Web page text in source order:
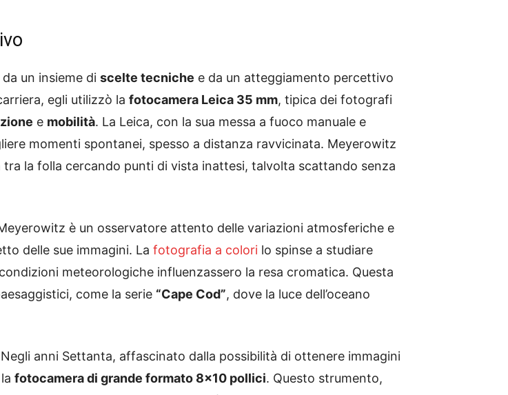
un insieme di scelte tecniche e da un atteggiamento percettivo
egli utilizzò la fotocamera Leica 35 mm, tipica dei fotografi
e mobilità. La Leica, con la sua messa a fuoco manuale e
momenti spontanei, spesso a distanza ravvicinata. Meyerowitz
la folla cercando punti di vista inattesi, talvolta scattando senza
è un osservatore attento delle variazioni atmosferiche e
delle sue immagini. La fotografia a colori lo spinse a studiare
meteorologiche influenzassero la resa cromatica. Questa
come la serie “Cape Cod”, dove la luce dell’oceano
anni Settanta, affascinato dalla possibilità di ottenere immagini
fotocamera di grande formato 8×10 pollici. Questo strumento,